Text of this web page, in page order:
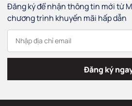
Đăng ký để nhận thông tin mới từ
chương trình khuyến mãi hấp dẫn
Đăng ký